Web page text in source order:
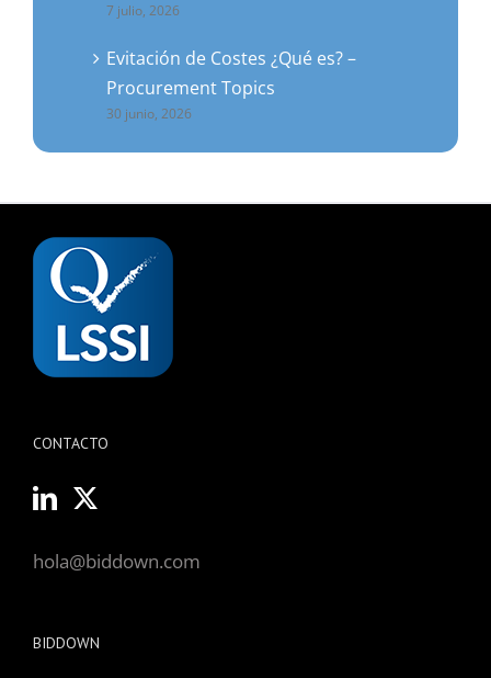
7 julio, 2026
Evitación de Costes ¿Qué es? –
Procurement Topics
30 junio, 2026
CONTACTO
hola@biddown.com
BIDDOWN